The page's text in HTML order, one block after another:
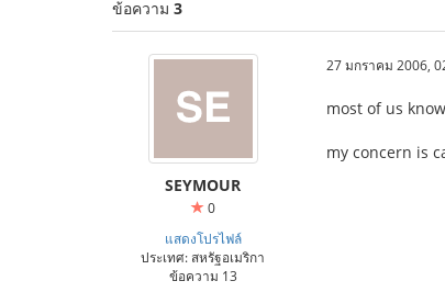
ข้อความ 3
SEYMOUR
0
แสดงโปรไฟล์
ประเทศ: สหรัฐอเมริกา
ข้อความ 13
27 มกราคม 2006,
most of us
my concern is